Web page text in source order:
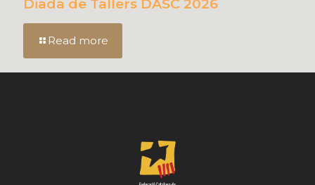
Diada de Tallers DASC 2026
Read more